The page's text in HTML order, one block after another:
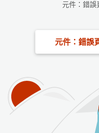
元件：錯誤
元件：錯誤